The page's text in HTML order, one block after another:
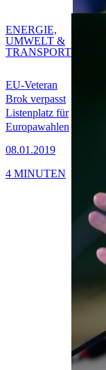
EU-Veteran
Brok verpasst
Listenplatz für
Europawahlen
08.01.2019
ENERGIE,
UMWELT &
TRANSPORT
4 MINUTEN